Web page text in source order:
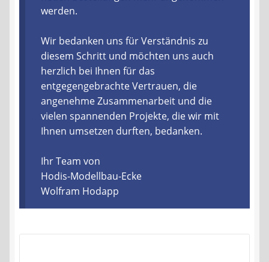
Lieferzeit & Verfügbarkeit
Gutschein
Batterien- und Akku Verordnung
Elektro- und Elektronikgeräte Verordnung
Vereine & Foren
Kontakt
AGB
werden.
Wir bedanken uns für Verständnis zu
diesem Schritt und möchten uns auch
herzlich bei Ihnen für das
entgegengebrachte Vertrauen, die
angenehme Zusammenarbeit und die
vielen spannenden Projekte, die wir mit
Ihnen umsetzen durften, bedanken.
Ihr Team von
Hodis-Modellbau-Ecke
Wolfram Hodapp